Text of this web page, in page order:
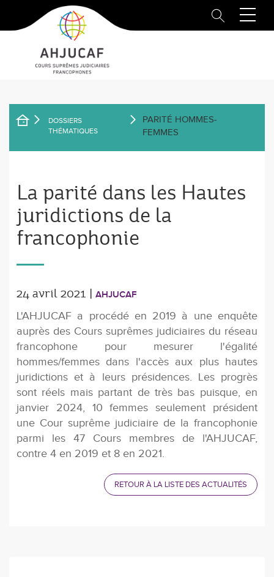
principal
D'ARIANE
DOSSIERS
THÉMATIQUES
PARITÉ HOMMES-
FEMMES
La parité dans les Hautes
juridictions de la
francophonie
24 avril 2021 | AHJUCAF
L'AHJUCAF a procédé en 2019 à une enquête
auprès des Cours suprêmes judiciaires du réseau
francophone pour mesurer l'égalité
hommes/femmes dans l'accès aux plus hautes
juridictions et à leurs présidences. Les progrès
sont réels mais partant de très bas puisque, en
janvier 2024, 10 femmes seulement président
une Cour suprême judiciaire de la francophonie
parmi les 47 Cours membres de l'AHJUCAF,
contre 4 en 2019 et 8 en 2021.
RETOUR À LA LISTE DES ACTUALITÉS